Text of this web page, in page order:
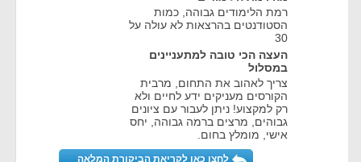
רמת הלימודים גבוהה, כמות
הסטודנטים בהרצאות לא עולה על
30
העצה הכי טובה למתעניינים
במסלול
צריך לאהוב את התחום, מרבית
הקורסים מעניקים ידע לחיים ולא
רק למקצוע! ניתן לעבור עם ציונים
גבוהים, מרצים ברמה גבוהה, יחס
אישי, מומלץ בחום.
לחצו כאן לקריאת הביקורת המלאה